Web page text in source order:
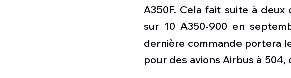
A350F. Cela fait suite à
sur 10 A350-900 en
dernière commande portera
pour des avions Airbus à